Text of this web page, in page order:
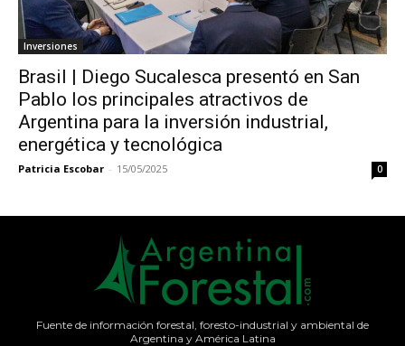
Inversiones
Brasil | Diego Sucalesca presentó en San
Pablo los principales atractivos de
Argentina para la inversión industrial,
energética y tecnológica
Patricia Escobar - 15/05/2025 0
Fuente de información forestal, foresto-industrial y ambiental de
Argentina y América Latina